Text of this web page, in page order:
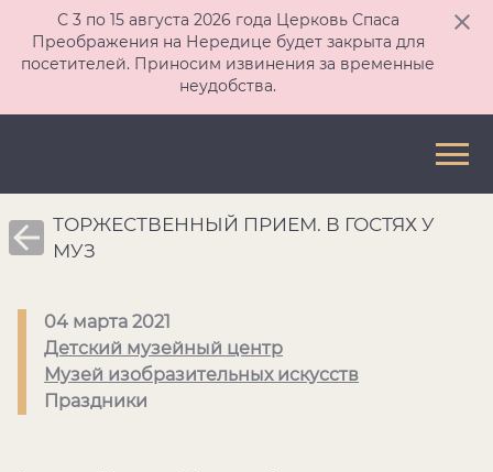
С 3 по 15 августа 2026 года Церковь Спаса
Преображения на Нередице будет закрыта для
посетителей. Приносим извинения за временные
неудобства.
ТОРЖЕСТВЕННЫЙ ПРИЕМ. В ГОСТЯХ У
МУЗ
04 марта 2021
Детский музейный центр
Музей изобразительных искусств
Праздники